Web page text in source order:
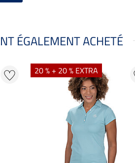
ÉGALEMENT ACHETÉ
20 % + 20 % EXTRA